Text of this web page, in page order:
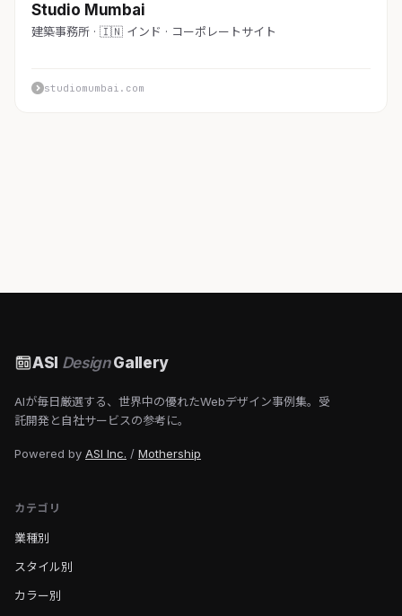
Studio Mumbai
建築事務所 · 🇮🇳 インド · コーポレートサイト
studiomumbai.com
ASI DesignGallery
AIが毎日厳選する、世界中の優れたWebデザイン事例集。受
託開発と自社サービスの参考に。
Powered by ASI Inc. / Mothership
カテゴリ
業種別
スタイル別
カラー別